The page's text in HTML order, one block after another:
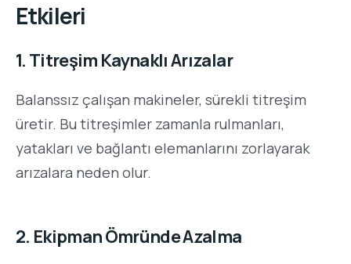
Etkileri
1. Titreşim Kaynaklı Arızalar
Balanssız çalışan makineler, sürekli titreşim
üretir. Bu titreşimler zamanla rulmanları,
yatakları ve bağlantı elemanlarını zorlayarak
arızalara neden olur.
2. Ekipman Ömründe Azalma